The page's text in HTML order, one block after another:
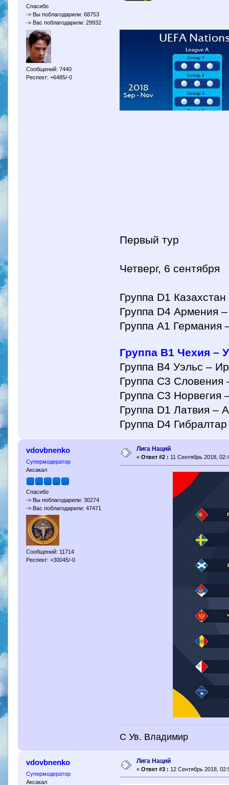
Спасибо
-> Вы поблагодарили: 68753
-> Вас поблагодарили: 29932
Сообщений: 7440
Респект: +6485/-0
Первый тур
Четверг, 6 сентября
Группа D1
Группа D4 Армения
Группа A1 Германия
Группа B1 Чехия –
Группа B4 Уэльс –
Группа C3 Словения
Группа C3 Норвегия
Группа D1 Латвия –
Группа D4
vdovbnenko
Супермодератор
Аксакал
Спасибо
-> Вы поблагодарили: 30274
-> Вас поблагодарили: 47471
Сообщений: 11714
Респект: +30045/-0
Лига Наций
« Ответ #2 : 11 Сентябрь 2018,
С Ув. Владимир
vdovbnenko
Супермодератор
Аксакал
Лига Наций
« Ответ #3 : 12 Сентябрь 2018,